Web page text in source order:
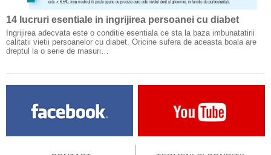
14 lucruri esentiale in ingrijirea persoanei cu diabet
Ingrijirea adecvata este o conditie esentiala ce sta la baza imbunatatirii
calitatii vietii persoanelor cu diabet. Oricine sufera de aceasta boala are
dreptul la o serie de masuri…